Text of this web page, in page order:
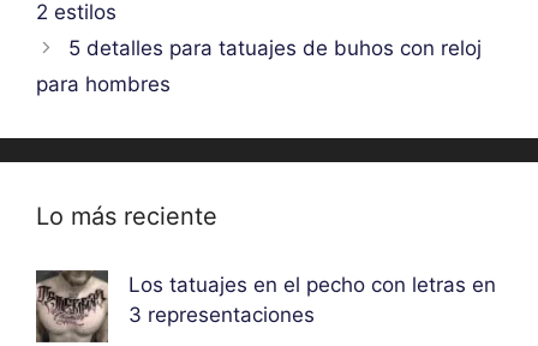
2 estilos
5 detalles para tatuajes de buhos con reloj
para hombres
Lo más reciente
Los tatuajes en el pecho con letras en
3 representaciones